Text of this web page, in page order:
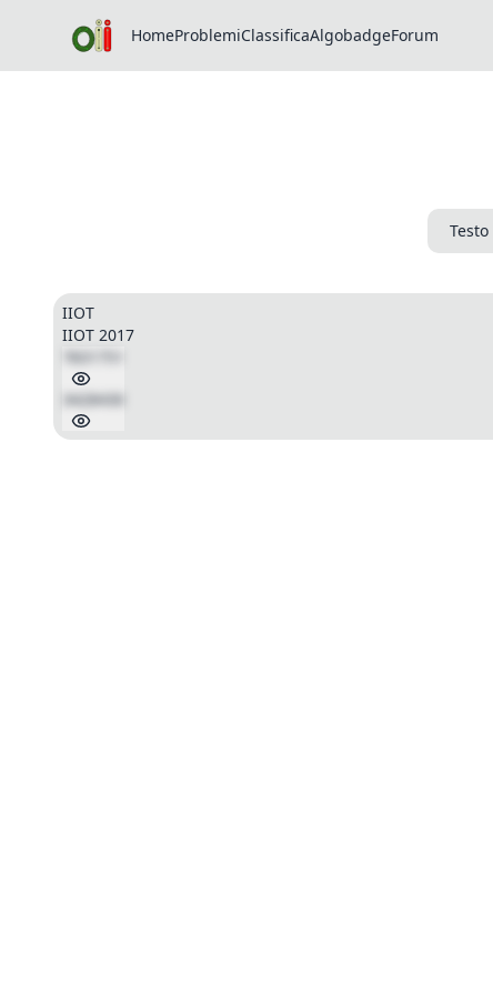
HomeProblemiClassificaAlgobadgeForum
Testo
IIOT
IIOT 2017
7831751
3428430